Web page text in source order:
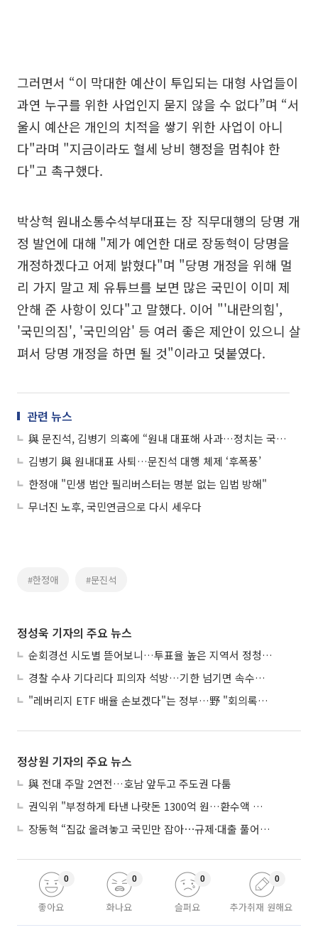
그러면서 “이 막대한 예산이 투입되는 대형 사업들이
과연 누구를 위한 사업인지 묻지 않을 수 없다”며 “서
울시 예산은 개인의 치적을 쌓기 위한 사업이 아니
다"라며 "지금이라도 혈세 낭비 행정을 멈춰야 한
다"고 촉구했다.
박상혁 원내소통수석부대표는 장 직무대행의 당명 개
정 발언에 대해 "제가 예언한 대로 장동혁이 당명을
개정하겠다고 어제 밝혔다"며 "당명 개정을 위해 멀
리 가지 말고 제 유튜브를 보면 많은 국민이 이미 제
안해 준 사항이 있다"고 말했다. 이어 "'내란의힘',
'국민의짐', '국민의암' 등 여러 좋은 제안이 있으니 살
펴서 당명 개정을 하면 될 것"이라고 덧붙였다.
관련 뉴스
與 문진석, 김병기 의혹에 “원내 대표해 사과…정치는 국민 신뢰”
김병기 與 원내대표 사퇴…문진석 대행 체제 ‘후폭풍’
한정애 "민생 법안 필리버스터는 명분 없는 입법 방해"
무너진 노후, 국민연금으로 다시 세우다
#한정애 #문진석
정성욱 기자의 주요 뉴스
순회경선 시도별 뜯어보니…투표율 높은 지역서 정청래 강세
경찰 수사 기다리다 피의자 석방…기한 넘기면 속수무책
"레버리지 ETF 배율 손보겠다"는 정부…野 "회의록부터 내놔야"
정상원 기자의 주요 뉴스
與 전대 주말 2연전…호남 앞두고 주도권 다툼
권익위 "부정하게 타낸 나랏돈 1300억 원…환수액 역대 최대"
장동혁 “집값 올려놓고 국민만 잡아⋯규제·대출 풀어야”
좋아요
0
화나요
0
슬퍼요
0
추가취재 원해요
0